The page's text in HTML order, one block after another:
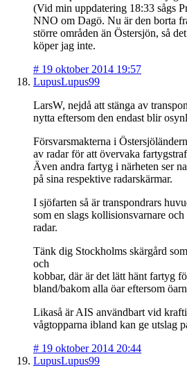
(Vid min uppdatering 18:33 sågs
NNO om Dagö. Nu är den borta
större områden än Östersjön, så
köper jag inte.
# 19 oktober 2014 19:57
LupusLupus99
LarsW, nejdå att stänga av
nytta eftersom den endast blir
Försvarsmakterna i
av radar för att övervaka
Även andra fartyg i närheten ser
på sina respektive radarskärmar.
I sjöfarten så är transpondrars
som en slags kollisionsvarnare
radar.
Tänk dig Stockholms skärgård
och
kobbar, där är det lätt hänt fartyg
bland/bakom alla öar eftersom
Likaså är AIS användbart vid
vågtopparna ibland kan ge utslag
# 19 oktober 2014 20:44
LupusLupus99